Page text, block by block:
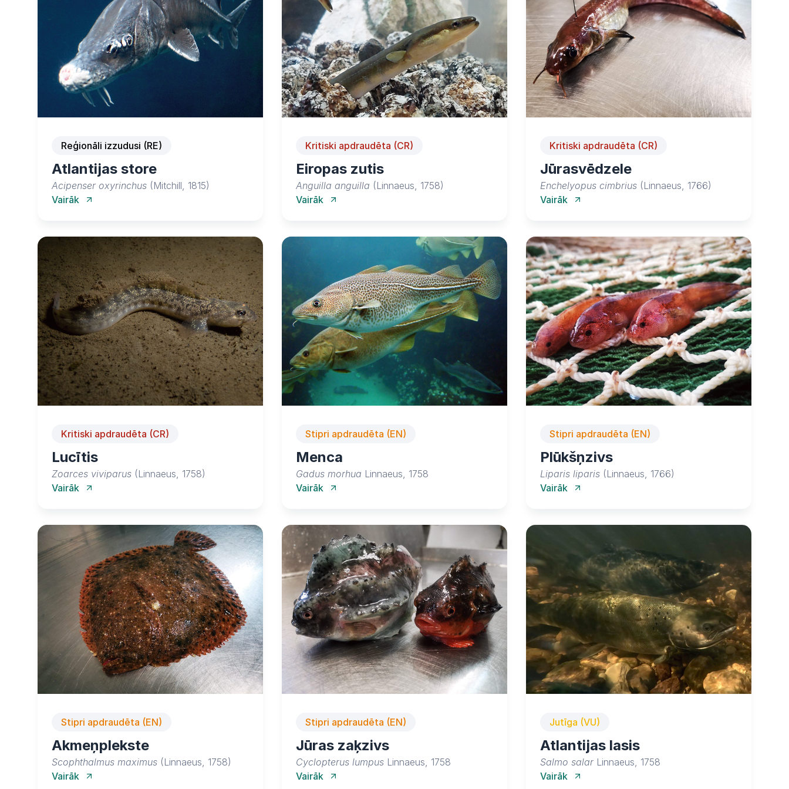
Reģionāli izzudusi (RE)
Atlantijas store
Acipenser oxyrinchus (Mitchill, 1815)
Vairāk
Kritiski apdraudēta (CR)
Eiropas zutis
Anguilla anguilla (Linnaeus, 1758)
Vairāk
Kritiski apdraudēta (CR)
Jūrasvēdzele
Enchelyopus cimbrius (Linnaeus, 1766)
Vairāk
Kritiski apdraudēta (CR)
Lucītis
Zoarces viviparus (Linnaeus, 1758)
Vairāk
Stipri apdraudēta (EN)
Menca
Gadus morhua Linnaeus, 1758
Vairāk
Stipri apdraudēta (EN)
Plūkšņzivs
Liparis liparis (Linnaeus, 1766)
Vairāk
Stipri apdraudēta (EN)
Akmeņplekste
Scophthalmus maximus (Linnaeus, 1758)
Vairāk
Stipri apdraudēta (EN)
Jūras zaķzivs
Cyclopterus lumpus Linnaeus, 1758
Vairāk
Jutīga (VU)
Atlantijas lasis
Salmo salar Linnaeus, 1758
Vairāk